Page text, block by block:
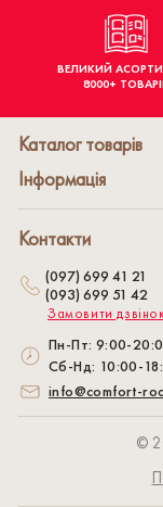
ВЕЛИКИЙ
8000+
©
Каталог товарів
Інформація
Контакти
(097) 699 41 21
(093) 699 51 42
Замовити
Пн-Пт: 9:00-
Сб-Нд: 10:00-
info@comfort-